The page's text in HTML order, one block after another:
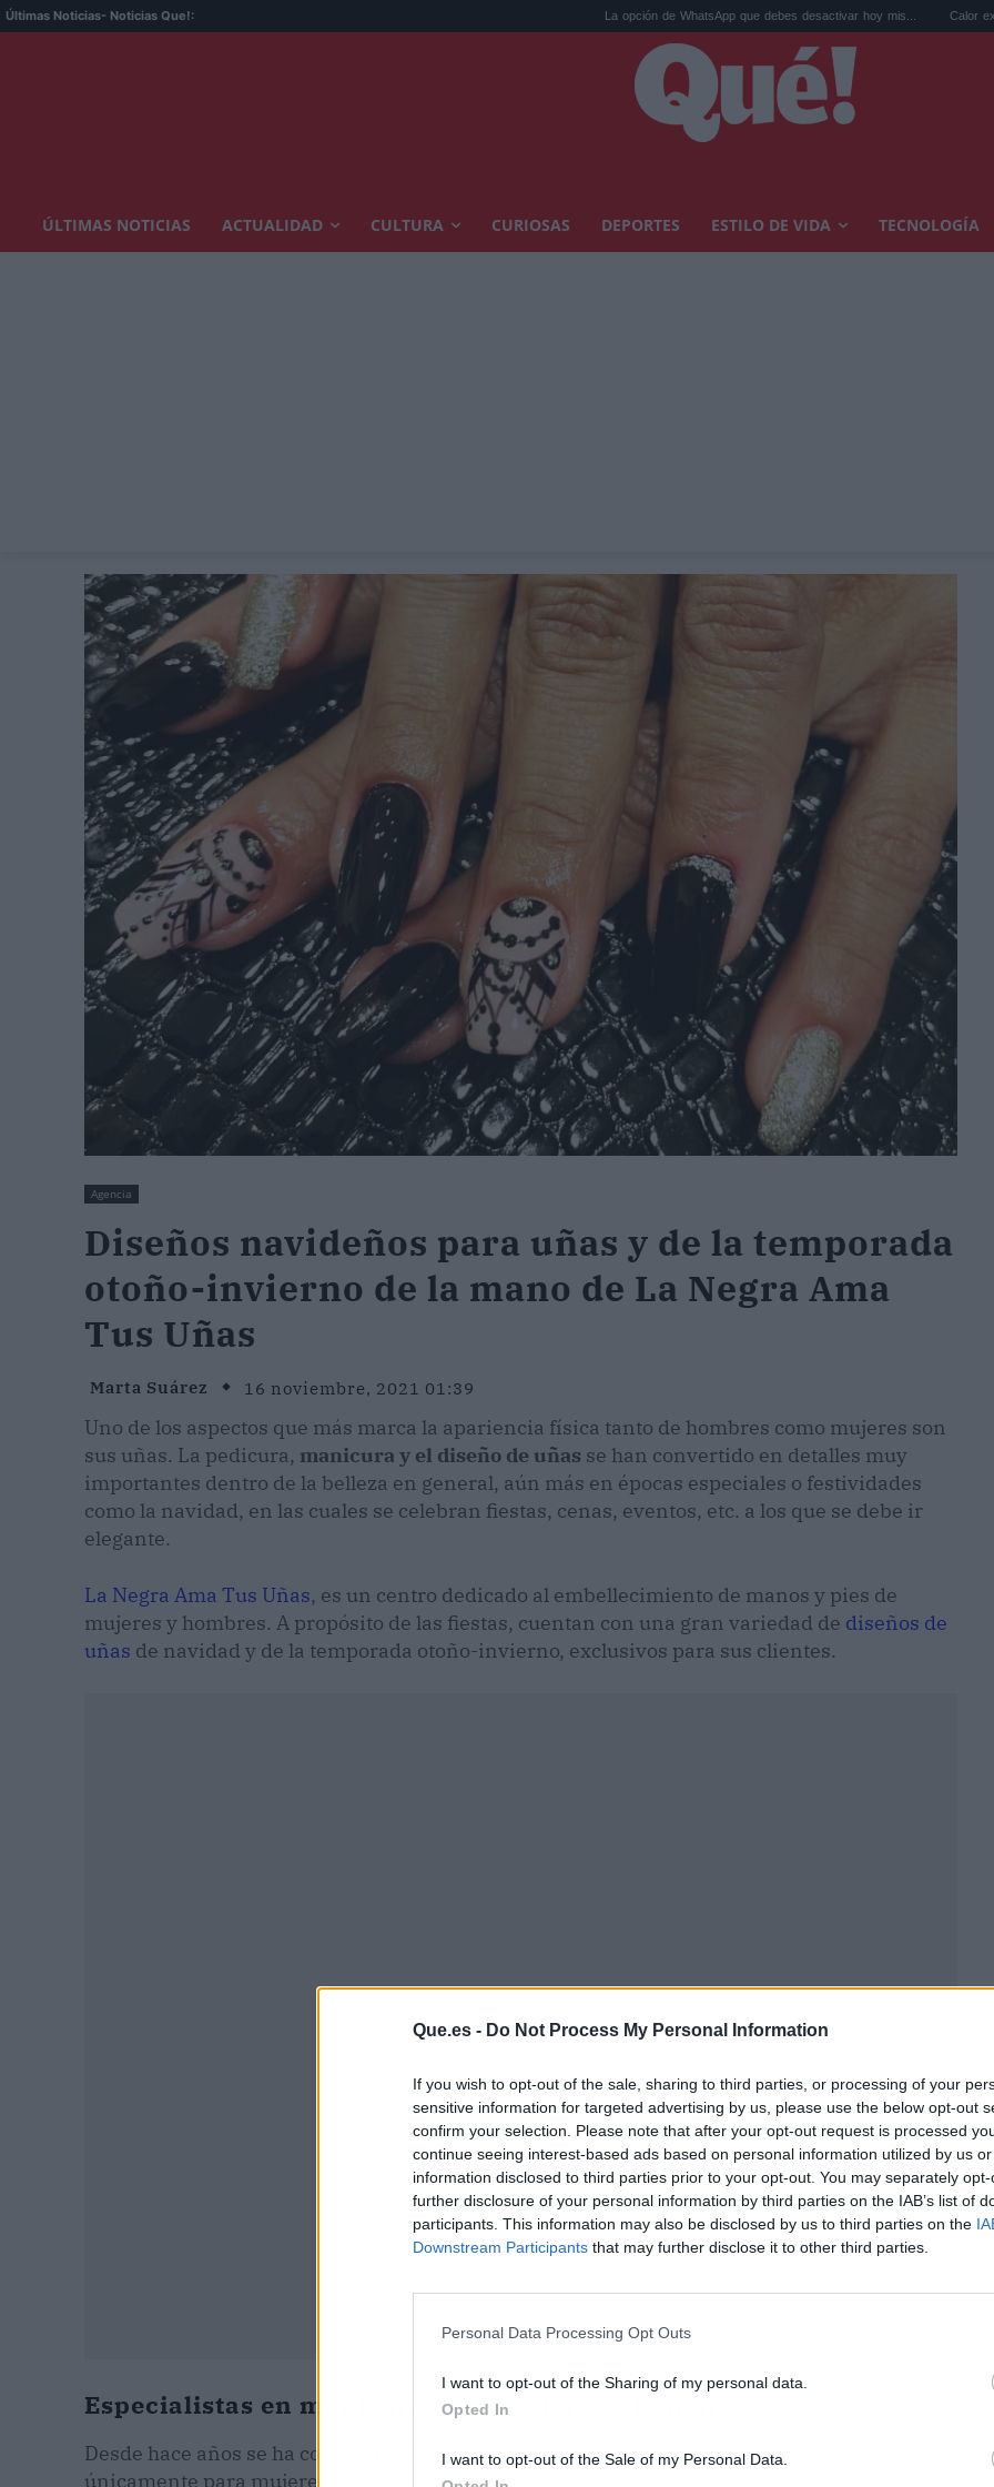
Que.es - Do Not Process My Personal Information
If you wish to opt-out of the sale, sharing to third parties, or processing of your
sensitive information for targeted advertising by us, please use the below opt-out
confirm your selection. Please note that after your opt-out request is processed
continue seeing interest-based ads based on personal information utilized by us
information disclosed to third parties prior to your opt-out. You may separately
further disclosure of your personal information by third parties on the IAB’s list of
participants. This information may also be disclosed by us to third parties on the
Downstream Participants that may further disclose it to other third parties.
Personal Data Processing Opt Outs
I want to opt-out of the Sharing of my personal data.
Opted In
I want to opt-out of the Sale of my Personal Data.
Últimas Noticias- Noticias Que!: La opción de WhatsApp que debes desactivar hoy mis... Calor extremo y
ÚLTIMAS NOTICIAS ACTUALIDAD CULTURA CURIOSAS DEPORTES ESTILO DE VIDA TECNOLOGÍA
Agencia
Diseños navideños para uñas y de la temporada
otoño-invierno de la mano de La Negra Ama
Tus Uñas
Marta Suárez 16 noviembre, 2021 01:39
Uno de los aspectos que más marca la apariencia física tanto de hombres como mujeres son
sus uñas. La pedicura, manicura y el diseño de uñas se han convertido en detalles muy
importantes dentro de la belleza en general, aún más en épocas especiales o festividades
como la navidad, en las cuales se celebran fiestas, cenas, eventos, etc. a los que se debe ir
elegante.
La Negra Ama Tus Uñas, es un centro dedicado al embellecimiento de manos y pies de
mujeres y hombres. A propósito de las fiestas, cuentan con una gran variedad de diseños de
uñas de navidad y de la temporada otoño-invierno, exclusivos para sus clientes.
Publicidad
Especialistas en manicura para mujeres y hombres
Desde hace años se ha considerado la manicura, pedicura y el diseño de uñas, algo
únicamente para mujeres. No obstante, al igual que otros temas asociados a la belleza y